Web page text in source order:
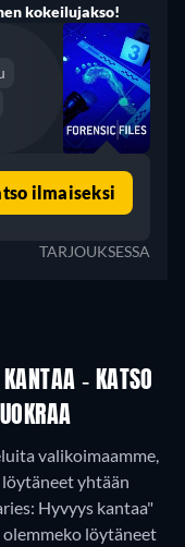
kokeilujakso!
ilmaiseksi
TARJOUKSESSA
KANTAA - KATSO
valikoimaamme,
yhtään
Hyvyys kantaa"
olemmeko löytäneet